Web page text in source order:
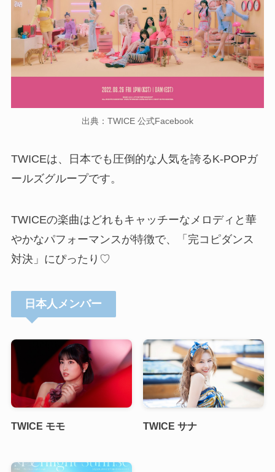
出典：TWICE 公式Facebook
TWICEは、日本でも圧倒的な人気を誇るK-POPガ
ールズグループです。
TWICEの楽曲はどれもキャッチーなメロディと華
やかなパフォーマンスが特徴で、「完コピダンス
対決」にぴったり♡
日本人メンバー
TWICE モモ TWICE サナ